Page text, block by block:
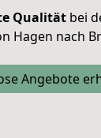
Qualität bei
Hagen nach
Angebote